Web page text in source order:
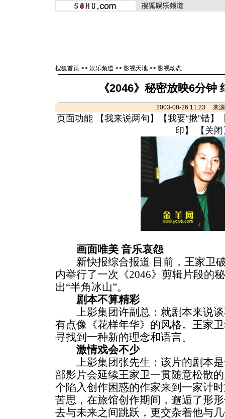
搜狐首页 >> 娱乐频道 >> 影视天地 >> 影视动态
《2046》秘密放映6分钟
2003-08-26 11:23 来源
页面功能 【我来说两句 】【我要“揪”错】
印 】 【 关闭
画面唯美 音乐哀怨
新快报综合报道 目前，王家卫破
内举行了一次《2046》剪辑片段的
出“半角冰山”。
剧本不算精彩
上影集团许副总：就剧本来说谈
有点像《花样年华》的风格。王家
寻找到一种新的理念和语言。
激情戏会不少
上影集团张先生：该片的剧本是
部影片会延续王家卫一贯随意松散
个陷入创作困惑的作家来到一家计
苦思，在旅馆创作期间，邂逅了形
去与未来之间跳跃，更交杂着他与